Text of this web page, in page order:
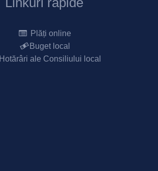
Plăți online
Buget local
Hotărâri ale Consiliului local